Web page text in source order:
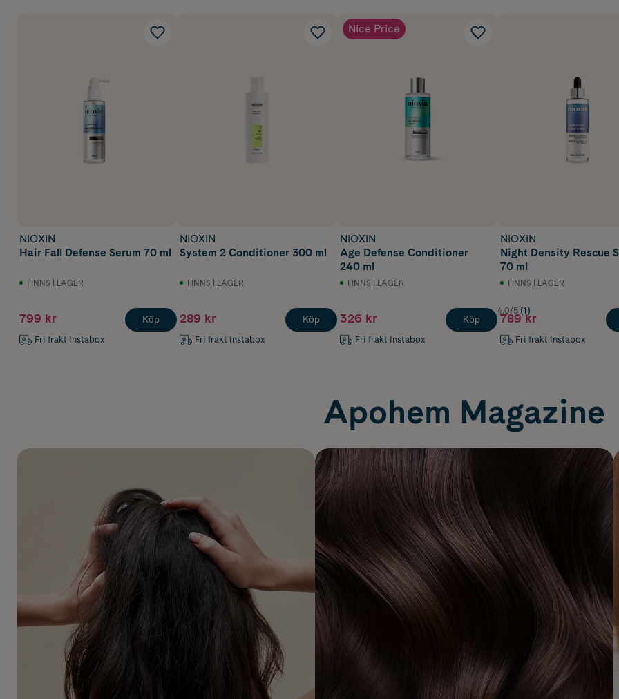
NIOXIN
Hair Fall Defense Serum 70 ml
FINNS I LAGER
799 kr
Fri frakt Instabox
Köp
NIOXIN
System 2 Conditioner 300 ml
FINNS I LAGER
289 kr
Fri frakt Instabox
Köp
Nice Price
NIOXIN
Age Defense Conditioner
240 ml
FINNS I LAGER
326 kr
Fri frakt Instabox
Köp
NIOXIN
Night Density Rescue
70 ml
FINNS I LAGER
4.0/5 (1)
789 kr
Fri frakt Instabox
Apohem Magazine